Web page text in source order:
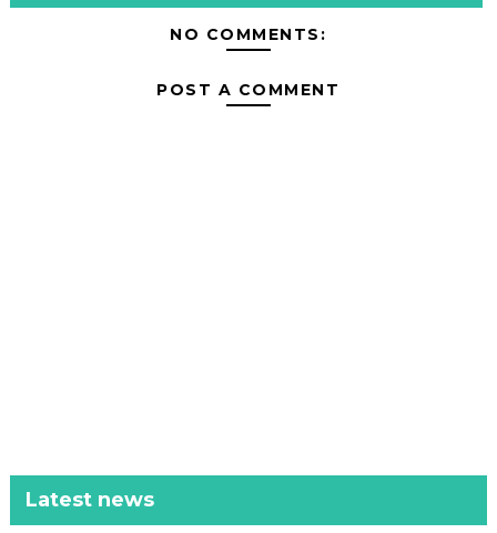
NO COMMENTS:
POST A COMMENT
Latest news